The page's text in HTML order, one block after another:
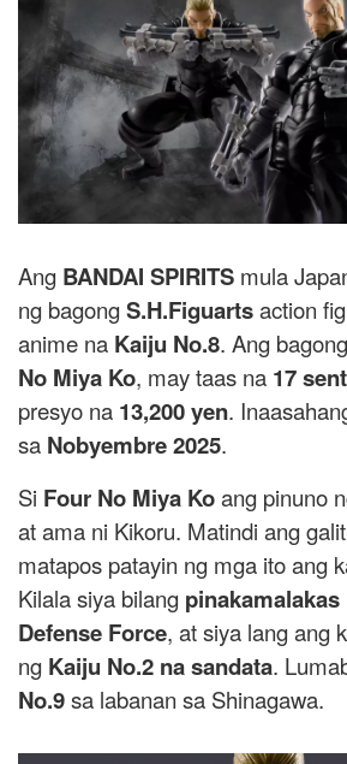
Ang BANDAI SPIRITS mula
ng bagongS.H.Figuartsaction
anime na Kaiju No.8. Ang
No Miya Ko, may taas na 17
presyo na 13,200 yen.
sa Nobyembre 2025.
Si Four No Miya Koang pinuno
at ama ni Kikoru. Matindi ang
matapos patayin ng mga ito ang
Kilala siya bilang
Defense Force, at siya lang ang
ng Kaiju No.2 na sandata.
No.9sa labanan sa Shinagawa.